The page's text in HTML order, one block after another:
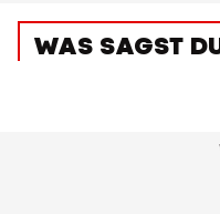
WAS SAGST